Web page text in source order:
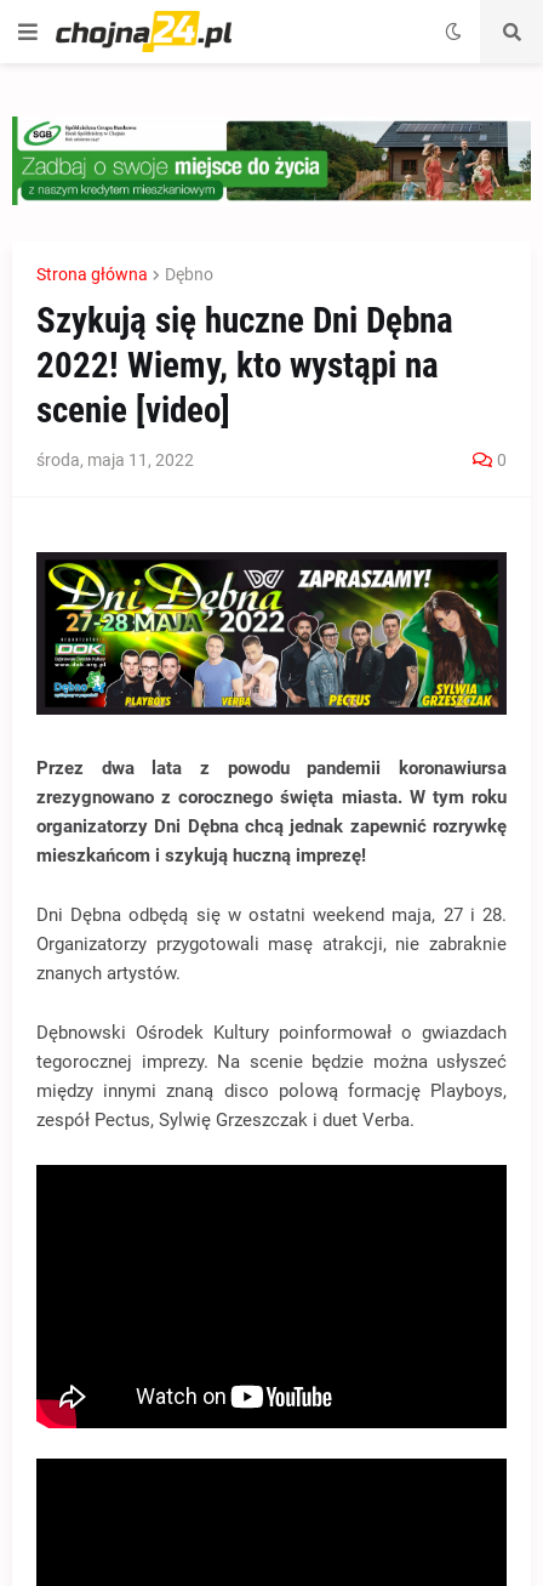
Strona główna Dębno
Szykują się huczne Dni Dębna
2022! Wiemy, kto wystąpi na
scenie [video]
środa, maja 11, 2022 0
Przez dwa lata z powodu pandemii koronawiursa
zrezygnowano z corocznego święta miasta. W tym roku
organizatorzy Dni Dębna chcą jednak zapewnić rozrywkę
mieszkańcom i szykują huczną imprezę!
Dni Dębna odbędą się w ostatni weekend maja, 27 i 28.
Organizatorzy przygotowali masę atrakcji, nie zabraknie
znanych artystów.
Dębnowski Ośrodek Kultury poinformował o gwiazdach
tegorocznej imprezy. Na scenie będzie można usłyszeć
między innymi znaną disco polową formację Playboys,
zespół Pectus, Sylwię Grzeszczak i duet Verba.